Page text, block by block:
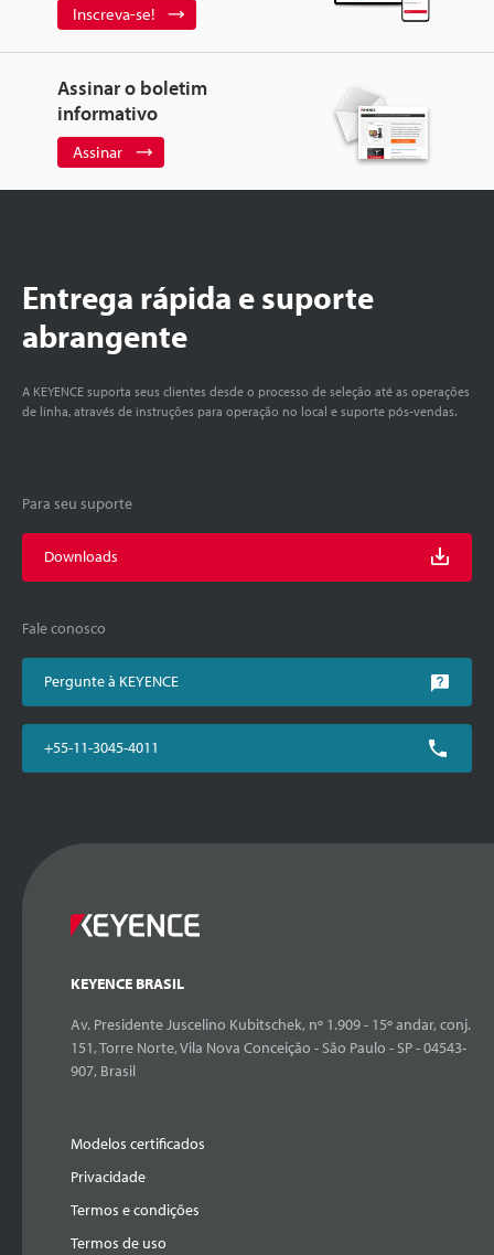
Inscreva-se!
Assinar o boletim
informativo
Assinar
Entrega rápida e suporte
abrangente
A KEYENCE suporta seus clientes desde o processo de seleção até as operações
de linha, através de instruções para operação no local e suporte pós-vendas.
Para seu suporte
Downloads
Fale conosco
Pergunte à KEYENCE
+55-11-3045-4011
KEYENCE BRASIL
Av. Presidente Juscelino Kubitschek, nº 1.909 - 15º andar, conj.
151, Torre Norte, Vila Nova Conceição - São Paulo - SP - 04543-
907, Brasil
Modelos certificados
Privacidade
Termos e condições
Termos de uso